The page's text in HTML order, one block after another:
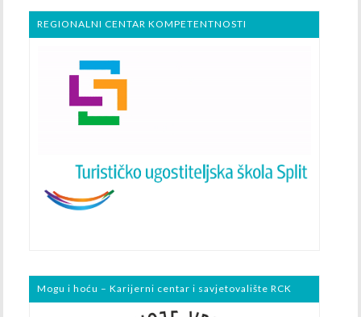
REGIONALNI CENTAR KOMPETENTNOSTI
Mogu i hoću – Karijerni centar i savjetovalište RCK